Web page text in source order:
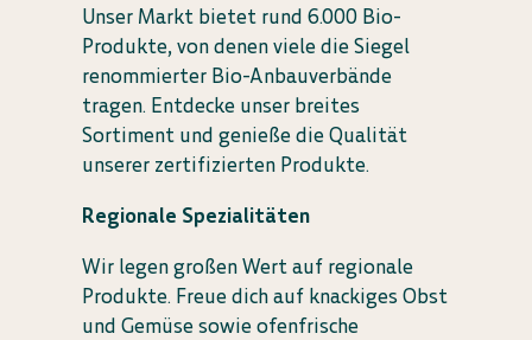
Unser Markt bietet rund 6.000 Bio-
Produkte, von denen viele die Siegel
renommierter Bio-Anbauverbände
tragen. Entdecke unser breites
Sortiment und genieße die Qualität
unserer zertifizierten Produkte.
Regionale Spezialitäten
Wir legen großen Wert auf regionale
Produkte. Freue dich auf knackiges Obst
und Gemüse sowie ofenfrische